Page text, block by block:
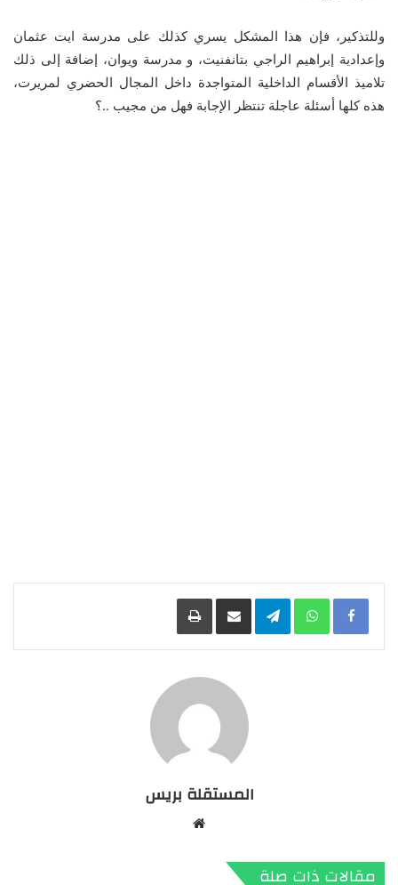
وللتذكير، فإن هذا المشكل يسري كذلك على مدرسة ايت عثمان
وإعدادية إبراهيم الراجي بتانفنيت، و مدرسة ويوان، إضافة إلى ذلك
تلاميذ الأقسام الداخلية المتواجدة داخل المجال الحضري لمريرت،
هذه كلها أسئلة عاجلة تنتظر الإجابة فهل من مجيب ..؟
Facebook
WhatsApp
Telegramمشاركة عبر البريد طباعة
المستقلة بريس
مقالات ذات صلة